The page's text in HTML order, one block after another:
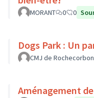
MORANT 0 0
Dogs Park : Un
CMJ de Rochecorbon